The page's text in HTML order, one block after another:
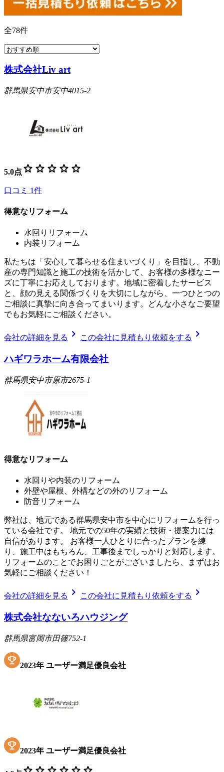
全78件
株式会社Liv art
群馬県安中市安中4015-2
5.0点 star star star star star
口コミ 1件
得意なリフォーム
水回りリフォーム
内装リフォーム
私たちは「安心して暮らせる住まいづくり」を目指し、不動
産の専門知識と施工の技術を活かして、お客様の多様なニー
ズに丁寧にお応えしております。地域に密着したサービス
と、顔の見える関係づくりを大切にしながら、一つひとつの
ご相談に真摯に向き合ってまいります。どんな小さなご要望
でもお気軽にご相談ください。
会社の詳細を見る chevron_right この会社に見積もり依頼をする chevron_right
ハギワラホーム有限会社
群馬県安中市原市2675-1
得意なリフォーム
水回りや内装のリフォーム
外壁や屋根、外構などの外のリフォーム
防音リフォーム
弊社は、地元である群馬県安中市を中心にリフォームを行っ
ている会社です。 地元での50年の実績と技術・提案力には
自信があります。 お客様一人ひとりに合ったプランを練
り、施工中はもちろん、工事後までしっかりと対応します。
リフォームのことでお困りごとがございましたら、まずはお
気軽にご相談ください！
会社の詳細を見る chevron_right この会社に見積もり依頼をする chevron_right
株式会社なないろハウジング
群馬県富岡市田篠752-1
2023年 ユーザー満足優良会社
2023年 ユーザー満足優良会社